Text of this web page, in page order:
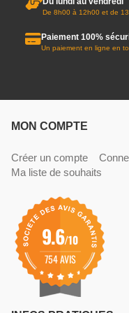
De 8h00 à 12h00 et de
Paiement 100%
Un paiement en ligne en
MON COMPTE
Créer un compte
Ma liste de souhaits
9.6/10
754 AVIS